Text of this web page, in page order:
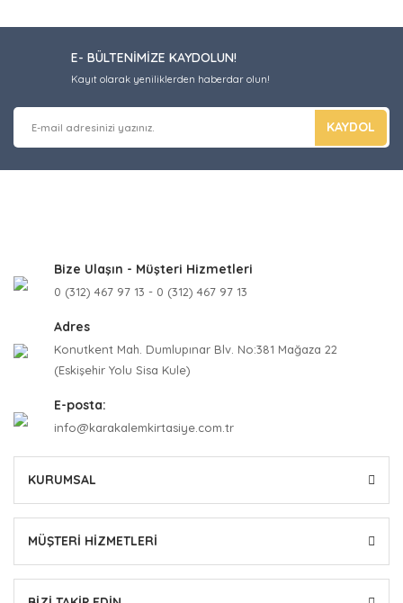
E- BÜLTENİMİZE KAYDOLUN!
Kayıt olarak yeniliklerden haberdar olun!
KAYDOL
Bize Ulaşın - Müşteri Hizmetleri
0 (312) 467 97 13 - 0 (312) 467 97 13
Adres
Konutkent Mah. Dumlupınar Blv. No:381 Mağaza 22
(Eskişehir Yolu Sisa Kule)
E-posta:
info@karakalemkirtasiye.com.tr
KURUMSAL
MÜŞTERİ HİZMETLERİ